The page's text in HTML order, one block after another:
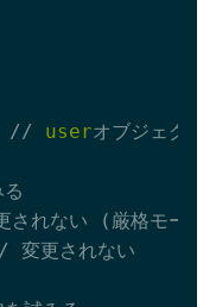
// userオブジェクト
更されない